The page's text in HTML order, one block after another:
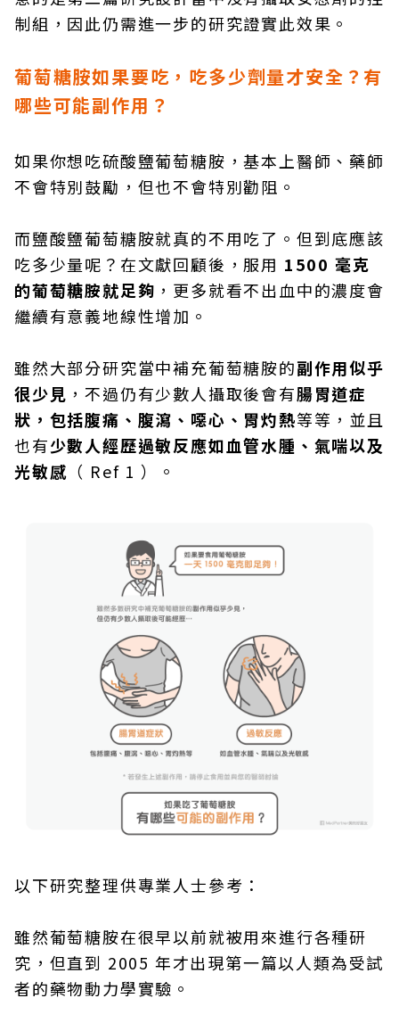
制組，因此仍需進一步的研究證實此效果。
葡萄糖胺如果要吃，吃多少劑量才安全？有
哪些可能副作用？
如果你想吃硫酸鹽葡萄糖胺，基本上醫師、藥師
不會特別鼓勵，但也不會特別勸阻。
而鹽酸鹽葡萄糖胺就真的不用吃了。但到底應該
吃多少量呢？在文獻回顧後，服用 1500 毫克
的葡萄糖胺就足夠 ，更多就看不出血中的濃度會
繼續有意義地線性增加。
雖然大部分研究當中補充葡萄糖胺的副作用似乎
很少見 ，不過仍有少數人攝取後會有腸胃道症
狀，包括腹痛、腹瀉、噁心、胃灼熱等等，並且
也有少數人經歷過敏反應如血管水腫、氣喘以及
光敏感 （ Ref 1 ）。
以下研究整理供專業人士參考：
雖然葡萄糖胺在很早以前就被用來進行各種研
究，但直到 2005 年才出現第一篇以人類為受試
者的藥物動力學實驗。